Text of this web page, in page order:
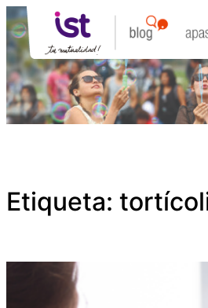
Saltar
al
contenido
Etiqueta: